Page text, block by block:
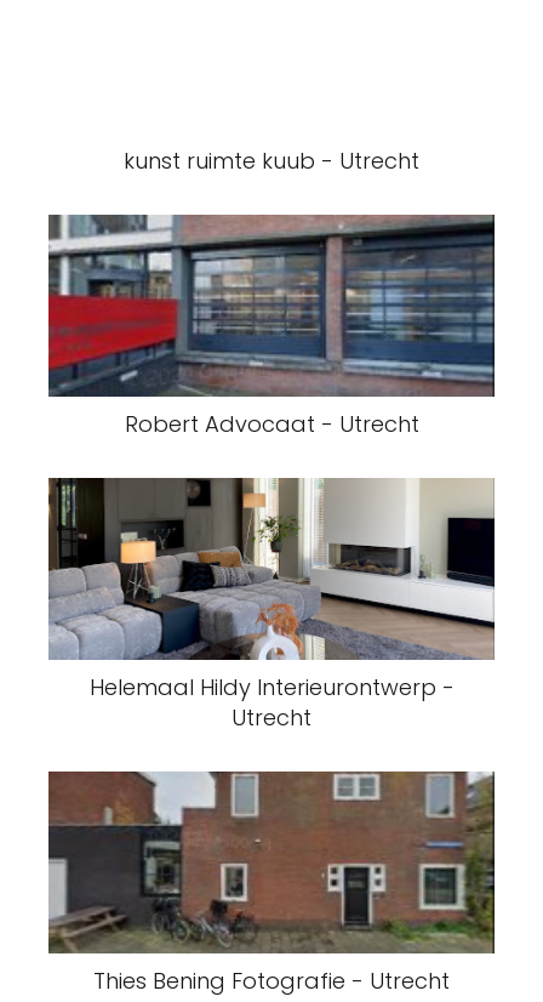
kunst ruimte kuub - Utrecht
Robert Advocaat - Utrecht
Helemaal Hildy Interieurontwerp -
Utrecht
Thies Bening Fotografie - Utrecht